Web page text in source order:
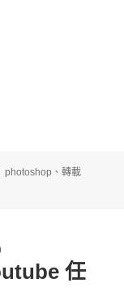
標
photoshop 、轉載
五官，輕鬆去背〉
任